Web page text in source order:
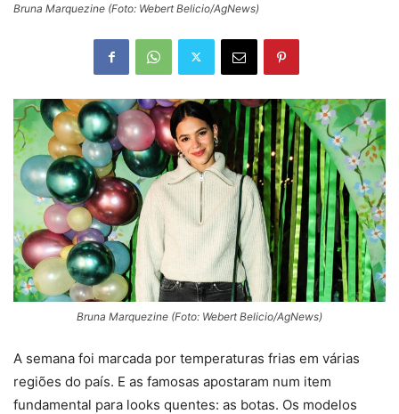
Bruna Marquezine (Foto: Webert Belicio/AgNews)
Bruna Marquezine (Foto: Webert Belicio/AgNews)
A semana foi marcada por temperaturas frias em várias
regiões do país. E as famosas apostaram num item
fundamental para looks quentes: as botas. Os modelos